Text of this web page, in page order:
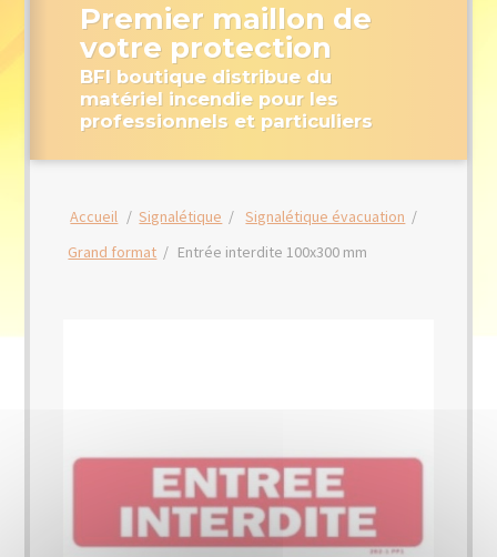
Premier maillon de
votre protection
BFI boutique distribue du
matériel incendie pour les
professionnels et particuliers
Accueil / Signalétique / Signalétique évacuation /
Grand format / Entrée interdite 100x300 mm